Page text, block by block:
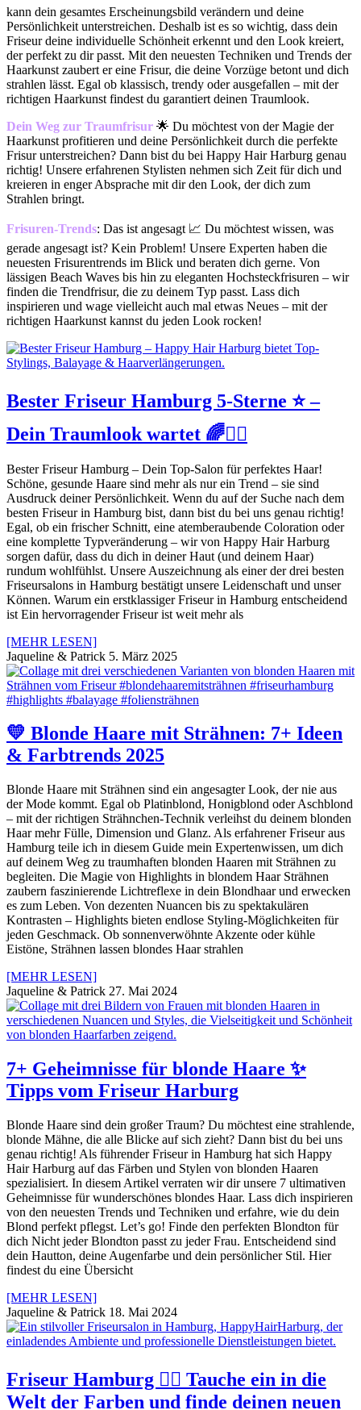
kann dein gesamtes Erscheinungsbild verändern und deine
Persönlichkeit unterstreichen. Deshalb ist es so wichtig, dass dein
Friseur deine individuelle Schönheit erkennt und den Look kreiert,
der perfekt zu dir passt. Mit den neuesten Techniken und Trends der
Haarkunst zaubert er eine Frisur, die deine Vorzüge betont und dich
strahlen lässt. Egal ob klassisch, trendy oder ausgefallen – mit der
richtigen Haarkunst findest du garantiert deinen Traumlook.
Dein Weg zur Traumfrisur 🌟 Du möchtest von der Magie der
Haarkunst profitieren und deine Persönlichkeit durch die perfekte
Frisur unterstreichen? Dann bist du bei Happy Hair Harburg genau
richtig! Unsere erfahrenen Stylisten nehmen sich Zeit für dich und
kreieren in enger Absprache mit dir den Look, der dich zum
Strahlen bringt.
Frisuren-Trends: Das ist angesagt 📈 Du möchtest wissen, was
gerade angesagt ist? Kein Problem! Unsere Experten haben die
neuesten Frisurentrends im Blick und beraten dich gerne. Von
lässigen Beach Waves bis hin zu eleganten Hochsteckfrisuren – wir
finden die Trendfrisur, die zu deinem Typ passt. Lass dich
inspirieren und wage vielleicht auch mal etwas Neues – mit der
richtigen Haarkunst kannst du jeden Look rocken!
Bester Friseur Hamburg 5-Sterne ⭐️ –
Dein Traumlook wartet 🌈🙋‍♀️
Bester Friseur Hamburg – Dein Top-Salon für perfektes Haar!
Schöne, gesunde Haare sind mehr als nur ein Trend – sie sind
Ausdruck deiner Persönlichkeit. Wenn du auf der Suche nach dem
besten Friseur in Hamburg bist, dann bist du bei uns genau richtig!
Egal, ob ein frischer Schnitt, eine atemberaubende Coloration oder
eine komplette Typveränderung – wir von Happy Hair Harburg
sorgen dafür, dass du dich in deiner Haut (und deinem Haar)
rundum wohlfühlst. Unsere Auszeichnung als einer der drei besten
Friseursalons in Hamburg bestätigt unsere Leidenschaft und unser
Können. Warum ein erstklassiger Friseur in Hamburg entscheidend
ist Ein hervorragender Friseur ist weit mehr als
[MEHR LESEN]
Jaqueline & Patrick 5. März 2025
💛 Blonde Haare mit Strähnen: 7+ Ideen
& Farbtrends 2025
Blonde Haare mit Strähnen sind ein angesagter Look, der nie aus
der Mode kommt. Egal ob Platinblond, Honigblond oder Aschblond
– mit der richtigen Strähnchen-Technik verleihst du deinem blonden
Haar mehr Fülle, Dimension und Glanz. Als erfahrener Friseur aus
Hamburg teile ich in diesem Guide mein Expertenwissen, um dich
auf deinem Weg zu traumhaften blonden Haaren mit Strähnen zu
begleiten. Die Magie von Highlights in blondem Haar Strähnen
zaubern faszinierende Lichtreflexe in dein Blondhaar und erwecken
es zum Leben. Von dezenten Nuancen bis zu spektakulären
Kontrasten – Highlights bieten endlose Styling-Möglichkeiten für
jeden Geschmack. Ob sonnenverwöhnte Akzente oder kühle
Eistöne, Strähnen lassen blondes Haar strahlen
[MEHR LESEN]
Jaqueline & Patrick 27. Mai 2024
7+ Geheimnisse für blonde Haare ✨
Tipps vom Friseur Harburg
Blonde Haare sind dein großer Traum? Du möchtest eine strahlende,
blonde Mähne, die alle Blicke auf sich zieht? Dann bist du bei uns
genau richtig! Als führender Friseur in Hamburg hat sich Happy
Hair Harburg auf das Färben und Stylen von blonden Haaren
spezialisiert. In diesem Artikel verraten wir dir unsere 7 ultimativen
Geheimnisse für wunderschönes blondes Haar. Lass dich inspirieren
von den neuesten Trends und Techniken und erfahre, wie du dein
Blond perfekt pflegst. Let’s go! Finde den perfekten Blondton für
dich Nicht jeder Blondton passt zu jeder Frau. Entscheidend sind
dein Hautton, deine Augenfarbe und dein persönlicher Stil. Hier
findest du eine Übersicht
[MEHR LESEN]
Jaqueline & Patrick 18. Mai 2024
Friseur Hamburg 💇‍♀️ Tauche ein in die
Welt der Farben und finde deinen neuen